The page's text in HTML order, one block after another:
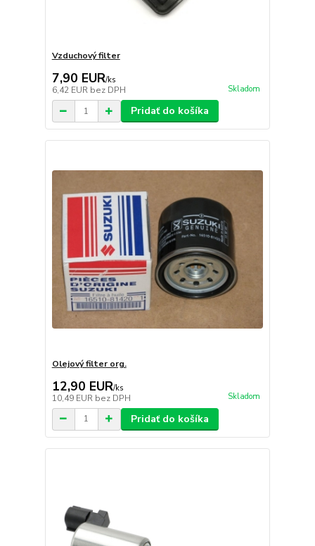
Vzduchový filter
7,90 EUR/ks
6,42 EUR bez DPH Skladom
Pridať do košíka
Olejový filter org.
12,90 EUR/ks
10,49 EUR bez DPH Skladom
Pridať do košíka